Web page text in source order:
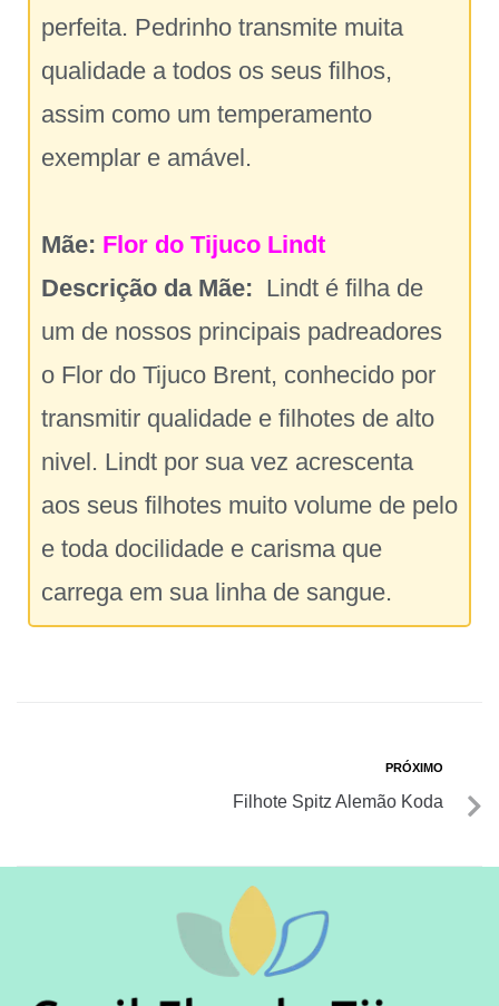
perfeita. Pedrinho transmite muita
qualidade a todos os seus filhos,
assim como um temperamento
exemplar e amável.
Mãe: Flor do Tijuco Lindt
Descrição da Mãe: Lindt é filha de
um de nossos principais padreadores
o Flor do Tijuco Brent, conhecido por
transmitir qualidade e filhotes de alto
nivel. Lindt por sua vez acrescenta
aos seus filhotes muito volume de pelo
e toda docilidade e carisma que
carrega em sua linha de sangue.
PRÓXIMO
Filhote Spitz Alemão Koda